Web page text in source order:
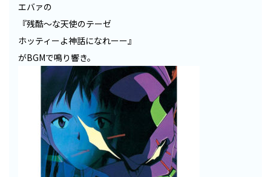
エバァの
『残酷〜な天使のテーゼ
ホッティーよ神話になれーー』
がBGMで鳴り響き。